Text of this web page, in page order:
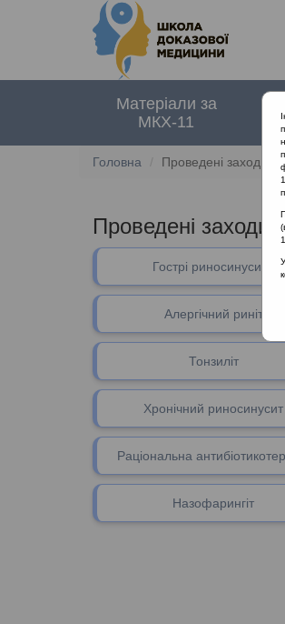
Матеріали за
МКХ-11
Головна Проведені заходи
Проведені заходи
Гострі риносинусити
Алергічний риніт
Тонзиліт
Хронічний риносинусит
Раціональна
Назофарингіт